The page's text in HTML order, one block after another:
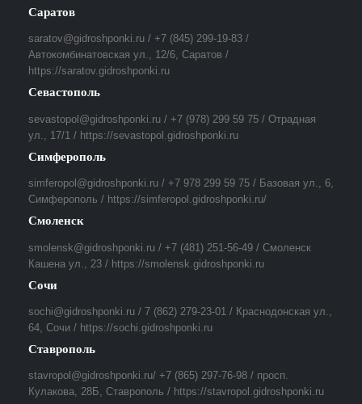
Саратов
saratov@gidroshponki.ru / +7 (845) 299-19-83 /
Автокомбинатовская ул., 12/6, Саратов /
https://saratov.gidroshponki.ru
Севастополь
sevastopol@gidroshponki.ru / +7 (978) 299 59 75 / Отрадная
ул., 17/1 / https://sevastopol.gidroshponki.ru
Симферополь
simferopol@gidroshponki.ru / +7 978 299 59 75 / Базовая ул., 6,
Симферополь / https://simferopol.gidroshponki.ru/
Смоленск
smolensk@gidroshponki.ru / +7 (481) 251-56-49 / Смоленск
Кашена ул., 23 / https://smolensk.gidroshponki.ru
Сочи
sochi@gidroshponki.ru / 7 (862) 279-23-01 / Краснодонская ул.,
64, Сочи / https://sochi.gidroshponki.ru
Ставрополь
stavropol@gidroshponki.ru/ +7 (865) 297-76-98 / просп.
Кулакова, 28Б, Ставрополь / https://stavropol.gidroshponki.ru